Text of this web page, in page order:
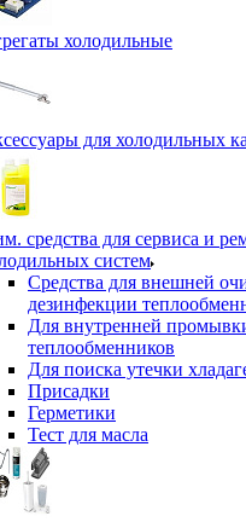
холодильные
для холодильных
средства для сервиса и
систем
Средства для внешней
дезинфекции
Для внутренней
теплообменников
Для поиска утечки
Присадки
Герметики
Тест для масла